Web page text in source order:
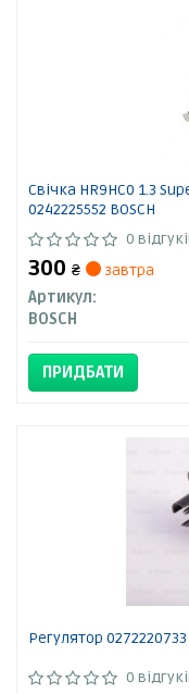
Свічка HR9HC0 1.3
0242225552 BOSCH
0
300 ₴
завтра
Артикул:
BOSCH
ПРИДБАТИ
Регулятор 0272220733
0